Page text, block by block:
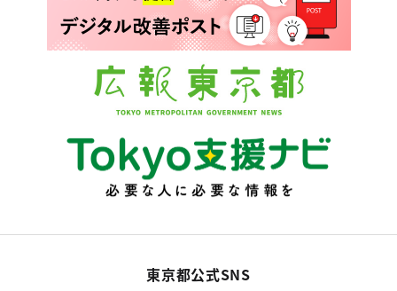
東京都公式SNS